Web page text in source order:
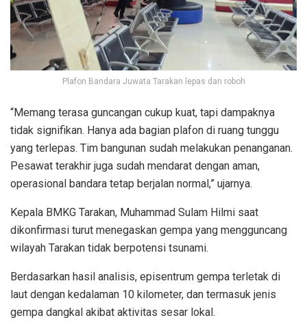
Plafon Bandara Juwata Tarakan lepas dan roboh
“Memang terasa guncangan cukup kuat, tapi dampaknya
tidak signifikan. Hanya ada bagian plafon di ruang tunggu
yang terlepas. Tim bangunan sudah melakukan penanganan.
Pesawat terakhir juga sudah mendarat dengan aman,
operasional bandara tetap berjalan normal,” ujarnya.
Kepala BMKG Tarakan, Muhammad Sulam Hilmi saat
dikonfirmasi turut menegaskan gempa yang mengguncang
wilayah Tarakan tidak berpotensi tsunami.
Berdasarkan hasil analisis, episentrum gempa terletak di
laut dengan kedalaman 10 kilometer, dan termasuk jenis
gempa dangkal akibat aktivitas sesar lokal.